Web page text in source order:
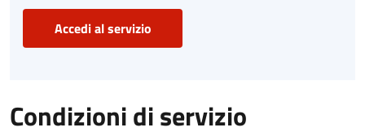
Accedi al servizio
Condizioni di servizio